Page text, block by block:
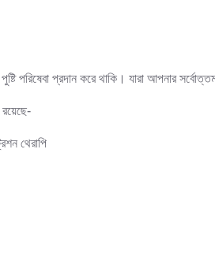
পরিষেবা প্রদান করে থাকি। যারা আপনার
রয়েছে-
থেরাপি